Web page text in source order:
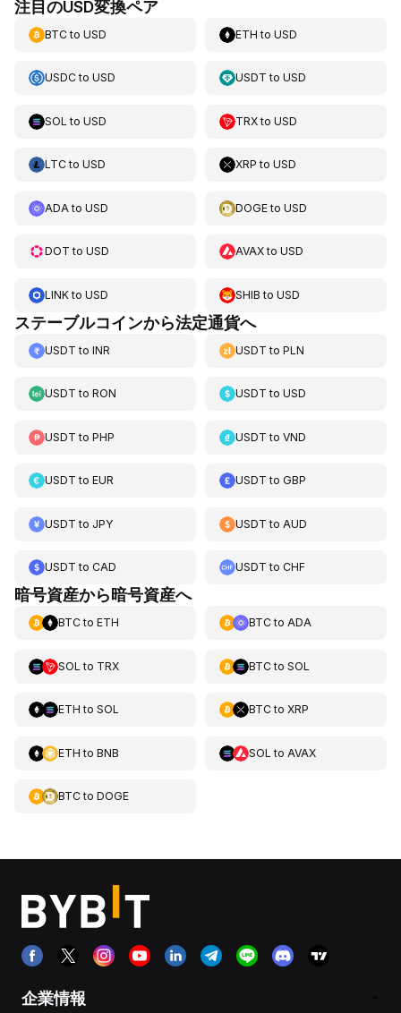
注目のUSD変換ペア
BTCto USD ETH toUSD
USDCto USD USDT toUSD
SOL to USD TRXtoUSD
LTCto USD XRP toUSD
ADA to USD DOGEtoUSD
DOT to USD AVAXtoUSD
LINKto USD SHIB toUSD
ステーブルコインから法定通貨へ
USDT to INR USDT toPLN
USDT to RON USDT toUSD
USDT to PHP USDT toVND
USDT to EUR USDT toGBP
USDT to JPY USDT to AUD
USDT to CAD USDT toCHF
暗号資産から暗号資産へ
BTCto ETH BTCto ADA
SOL to TRX BTCto SOL
ETH to SOL BTCto XRP
ETH to BNB SOL to AVAX
BTCto DOGE
企業情報